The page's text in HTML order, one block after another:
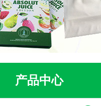
产品中心